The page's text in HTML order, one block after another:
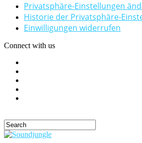
Privatsphäre-Einstellungen
Historie der Privatsphäre-
Einwilligungen widerrufen
Connect with us